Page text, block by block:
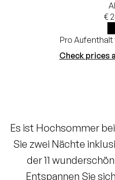
€
i
Pro Aufenthalt
Check prices
Es ist Hochsommer
Sie zwei Nächte
der 11
Entspannen Sie